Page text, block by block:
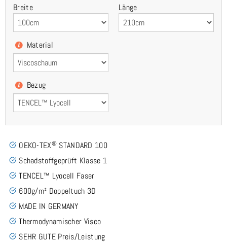
Breite
Länge
Material
Bezug
OEKO-TEX® STANDARD 100
Schadstoffgeprüft Klasse 1
TENCEL™ Lyocell Faser
600g/m² Doppeltuch 3D
MADE IN GERMANY
Thermodynamischer Visco
SEHR GUTE Preis/Leistung